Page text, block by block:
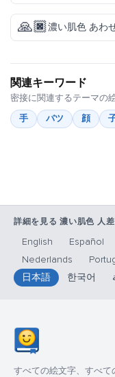
🙏🏿濃い肌色 あわ
関連キーワード
密接に関連するテーマの
手
バツ 顔
詳細を見る 濃い肌色 人
English Español
Nederlands
日本語
한국어
すべての絵文字、すべて